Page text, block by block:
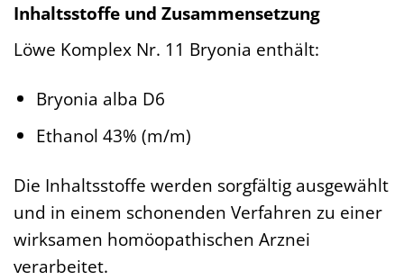
Inhaltsstoffe und Zusammensetzung
Löwe Komplex Nr. 11 Bryonia enthält:
Bryonia alba D6
Ethanol 43% (m/m)
Die Inhaltsstoffe werden sorgfältig ausgewählt
und in einem schonenden Verfahren zu einer
wirksamen homöopathischen Arznei
verarbeitet.